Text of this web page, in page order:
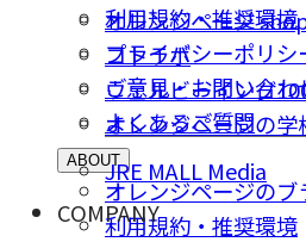
オレンジページ
コトラボ
ウェルビーイング
オレンジページの学
JRE MALL Media
利用規約・推奨環境
プライバシーポリシ
ご意⾒・お問い合わ
よくあるご質問
ABOUT
オレンジページのブ
利用規約・推奨環境
COMPANY